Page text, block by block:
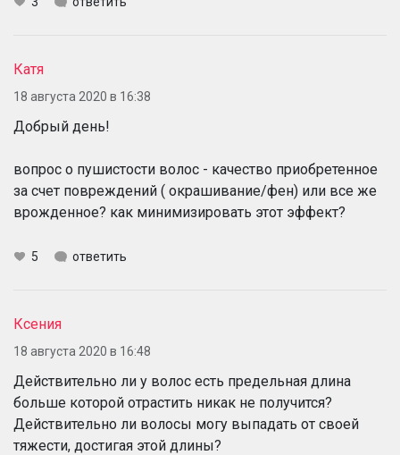
Катя
18 августа 2020 в 16:38
Добрый день!
вопрос о пушистости волос - качество приобретенное
за счет повреждений ( окрашивание/фен) или все же
врожденное? как минимизировать этот эффект?
5 ответить
Ксения
18 августа 2020 в 16:48
Действительно ли у волос есть предельная длина
больше которой отрастить никак не получится?
Действительно ли волосы могу выпадать от своей
тяжести, достигая этой длины?